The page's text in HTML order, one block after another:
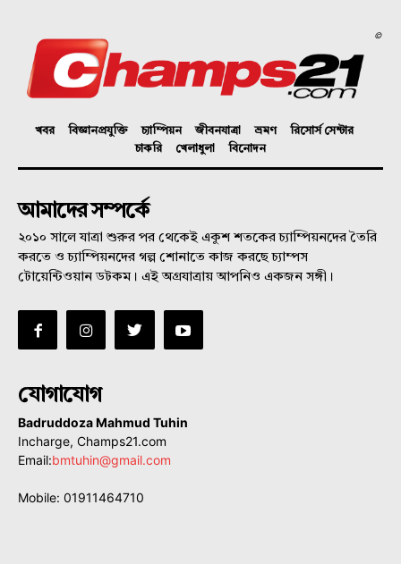
©
খবর বিজ্ঞানপ্রযুক্তি চ্যাম্পিয়ন জীবনযাত্রা ভ্রমণ
রিসোর্স সেন্টার
চাকরি
খেলাধুলা বিনোদন
আমাদের সম্পর্কে
২০১০ সালে যাত্রা শুরুর পর থেকেই একুশ শতকের চ্যাম্পিয়নদের তৈরি
করতে ও চ্যাম্পিয়নদের গল্প শোনাতে কাজ করছে চ্যাম্পস
টোয়েন্টিওয়ান ডটকম। এই অগ্রযাত্রায় আপনিও একজন সঙ্গী।
যোগাযোগ
Badruddoza Mahmud Tuhin
Incharge, Champs21.com
Email:bmtuhin@gmail.com
Mobile: 01911464710